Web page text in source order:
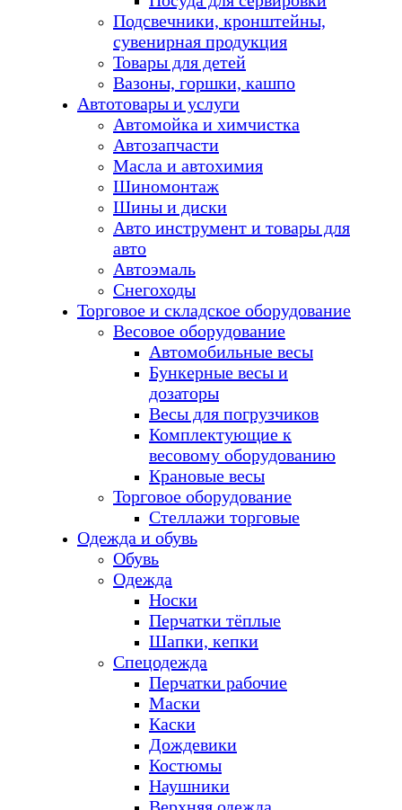
Подсвечники, кронштейны,
сувенирная продукция
Товары для детей
Вазоны, горшки, кашпо
Автотовары и услуги
Автомойка и химчистка
Автозапчасти
Масла и автохимия
Шиномонтаж
Шины и диски
Авто инструмент и товары для
авто
Автоэмаль
Снегоходы
Торговое и складское оборудование
Весовое оборудование
Автомобильные весы
Бункерные весы и
дозаторы
Весы для погрузчиков
Комплектующие к
весовому оборудованию
Крановые весы
Торговое оборудование
Стеллажи торговые
Одежда и обувь
Обувь
Одежда
Носки
Перчатки тёплые
Шапки, кепки
Спецодежда
Перчатки рабочие
Маски
Каски
Дождевики
Костюмы
Наушники